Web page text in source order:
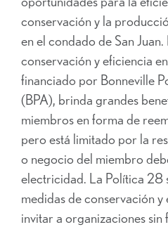
conservación y la
en el condado de San
conservación y eficiencia
financiado por Bonneville
(BPA), brinda grandes
miembros en forma de
pero está limitado por la
o negocio del miembro
electricidad. La Política 28
medidas de conservación
invitar a organizaciones sin